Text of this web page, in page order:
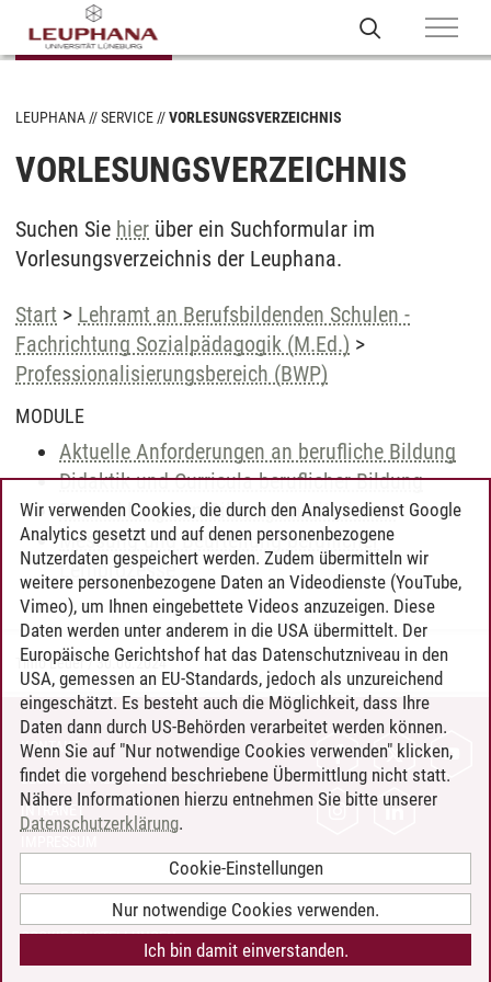
LEUPHANA SERVICE VORLESUNGSVERZEICHNIS
VORLESUNGSVERZEICHNIS
Suchen Sie hier über ein Suchformular im
Vorlesungsverzeichnis der Leuphana.
Start > Lehramt an Berufsbildenden Schulen -
Fachrichtung Sozialpädagogik (M.Ed.) >
Professionalisierungsbereich (BWP)
MODULE
Aktuelle Anforderungen an berufliche Bildung
Didaktik und Curricula beruflicher Bildung
Entwicklung von Bildungsinstitutionen
Messung und Beurteilung beruflicher
Lernprozesse
Timo Leder/30.06.2024
KONTAKT
LEUPHANA ALS ARBEITGEBER
INTRANET
BARRIEREFREIHEIT
COOKIE-EINSTELLUNGEN
Wir verwenden Cookies, die durch den Analysedienst Google
Analytics gesetzt und auf denen personenbezogene
Nutzerdaten gespeichert werden. Zudem übermitteln wir
weitere personenbezogene Daten an Videodienste (YouTube,
Vimeo), um Ihnen eingebettete Videos anzuzeigen. Diese
Daten werden unter anderem in die USA übermittelt. Der
Europäische Gerichtshof hat das Datenschutzniveau in den
USA, gemessen an EU-Standards, jedoch als unzureichend
eingeschätzt. Es besteht auch die Möglichkeit, dass Ihre
Daten dann durch US-Behörden verarbeitet werden können.
Wenn Sie auf "Nur notwendige Cookies verwenden" klicken,
findet die vorgehend beschriebene Übermittlung nicht statt.
Nähere Informationen hierzu entnehmen Sie bitte unserer
Datenschutzerklärung.
Cookie-Einstellungen
Nur notwendige Cookies verwenden.
Ich bin damit einverstanden.